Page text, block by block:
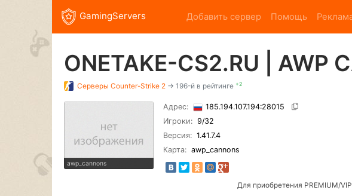
GamingServers Добавить сервер Помощь
ONETAKE-CS2.RU | AWP
Серверы Counter-Strike 2 → 196-й в рейтинге +2
awp_cannons
Адрес:
185.194.107.194:28015
Игроки: 9/32
Версия: 1.41.7.4
Карта: awp_cannons
Для приобретения PREMIUM/